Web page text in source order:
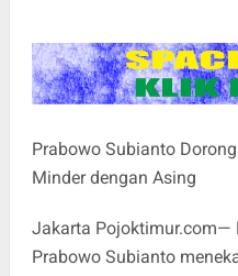
Prabowo Subianto
Minder dengan Asing
Jakarta Pojoktimur.com—
Prabowo Subianto